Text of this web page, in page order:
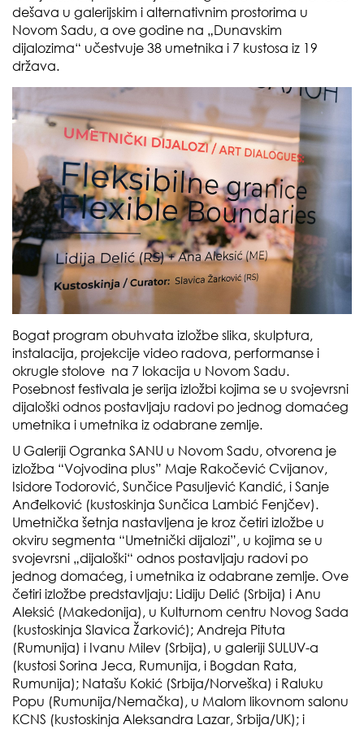
dešava u galerijskim i alternativnim prostorima u
Novom Sadu, a ove godine na „Dunavskim
dijalozima“ učestvuje 38 umetnika i 7 kustosa iz 19
država.
Bogat program obuhvata izložbe slika, skulptura,
instalacija, projekcije video radova, performanse i
okrugle stolove na 7 lokacija u Novom Sadu.
Posebnost festivala je serija izložbi kojima se u svojevrsni
dijaloški odnos postavljaju radovi po jednog domaćeg
umetnika i umetnika iz odabrane zemlje.
U Galeriji Ogranka SANU u Novom Sadu, otvorena je
izložba “Vojvodina plus” Maje Rakočević Cvijanov,
Isidore Todorović, Sunčice Pasuljević Kandić, i Sanje
Anđelković (kustoskinja Sunčica Lambić Fenjčev).
Umetnička šetnja nastavljena je kroz četiri izložbe u
okviru segmenta “Umetnički dijalozi”, u kojima se u
svojevrsni „dijaloški“ odnos postavljaju radovi po
jednog domaćeg, i umetnika iz odabrane zemlje. Ove
četiri izložbe predstavljaju: Lidiju Delić (Srbija) i Anu
Aleksić (Makedonija), u Kulturnom centru Novog Sada
(kustoskinja Slavica Žarković); Andreja Pituta
(Rumunija) i Ivanu Milev (Srbija), u galeriji SULUV-a
(kustosi Sorina Jeca, Rumunija, i Bogdan Rata,
Rumunija); Natašu Kokić (Srbija/Norveška) i Raluku
Popu (Rumunija/Nemačka), u Malom likovnom salonu
KCNS (kustoskinja Aleksandra Lazar, Srbija/UK); i